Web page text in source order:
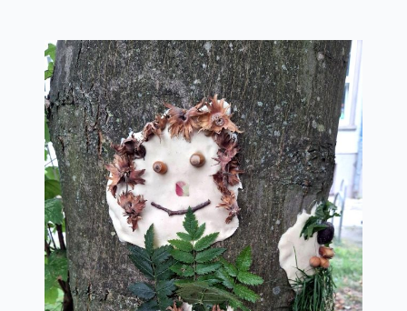
KONTAKT